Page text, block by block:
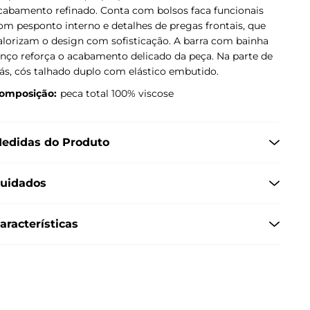
refinado. Conta com bolsos faca funcionais
pesponto interno e detalhes de pregas frontais, que
o design com sofisticação. A barra com bainha
reforça o acabamento delicado da peça. Na parte de
cós talhado duplo com elástico embutido.
peca total 100% viscose
do Produto